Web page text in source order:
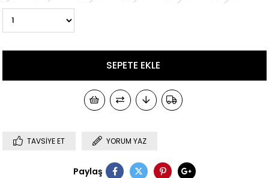
TAVSIYE ET YORUM YAZ
Paylaş